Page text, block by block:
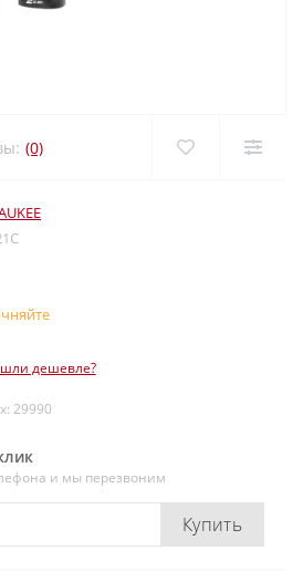
(0)
дешевле?
29990
и мы перезвоним
Купить